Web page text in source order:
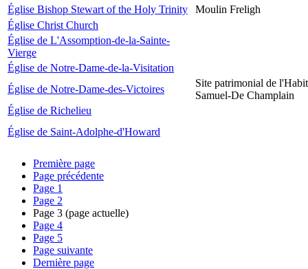
Église Bishop Stewart of the Holy Trinity
Moulin Freligh
Église Christ Church
Église de L'Assomption-de-la-Sainte-
Vierge
Église de Notre-Dame-de-la-Visitation
Église de Notre-Dame-des-Victoires
Site patrimonial de
Samuel-De Champlain
Église de Richelieu
Église de Saint-Adolphe-d'Howard
Première page
Page précédente
Page 1
Page 2
Page 3 (page actuelle)
Page 4
Page 5
Page suivante
Dernière page